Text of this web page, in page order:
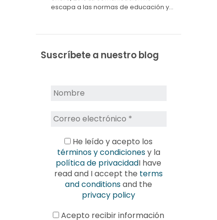
escapa a las normas de educación y…
Suscríbete a nuestro blog
He leído y acepto los
términos y condicionesy la
política de privacidadI have
read and I accept the terms
and conditionsand the
privacy policy
Acepto recibir información